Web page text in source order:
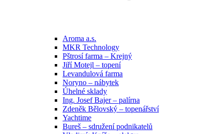
Aroma a.s.
MKR Technology
Pštrosí farma – Krejný
Jiří Motejl – topení
Levandulová farma
Noryno – nábytek
Úhelné sklady
Ing. Josef Bajer – palírna
Zdeněk Bělovský – topenářství
Yachtime
Bureš – sdružení podnikatelů